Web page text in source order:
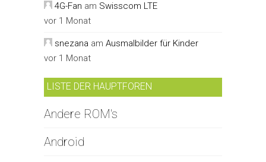
4G-Fan am Swisscom LTE
vor 1 Monat
snezana am Ausmalbilder für Kinder
vor 1 Monat
LISTE DER HAUPTFOREN
Andere ROM's
Android